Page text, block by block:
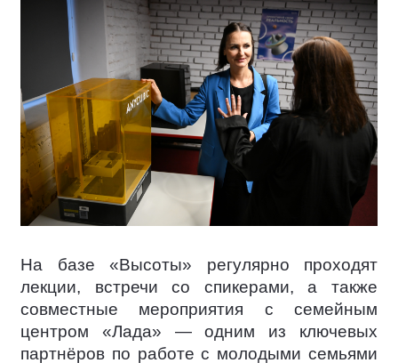
На базе «Высоты» регулярно проходят
лекции, встречи со спикерами, а также
совместные мероприятия с семейным
центром «Лада» — одним из ключевых
партнёров по работе с молодыми семьями